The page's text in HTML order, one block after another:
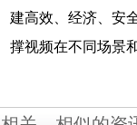
建高效、经济、安
撑视频在不同场景